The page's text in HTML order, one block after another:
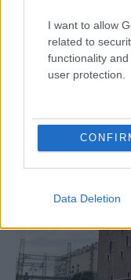
I want to allow
related to
functionality
user protection.
Data Deletion
στο
Starlink του
μπορεί να
υποστήριξη